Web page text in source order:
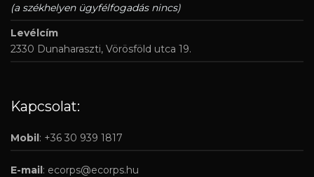
(a székhelyen ügyfélfogadás nincs)
Levélcím
2330 Dunaharaszti, Vörösföld utca 19.
Kapcsolat:
Mobil: +36 30 939 1817
E-mail: ecorps@ecorps.hu